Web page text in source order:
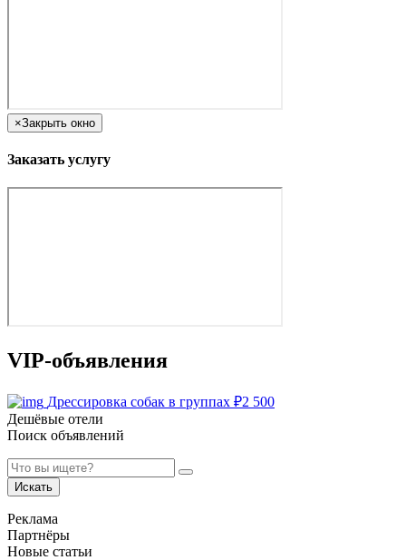
×Закрыть окно
Заказать услугу
VIP-объявления
Дрессировка собак в группах ₽2 500
Дешёвые отели
Поиск объявлений
Искать
Реклама
Партнёры
Новые статьи